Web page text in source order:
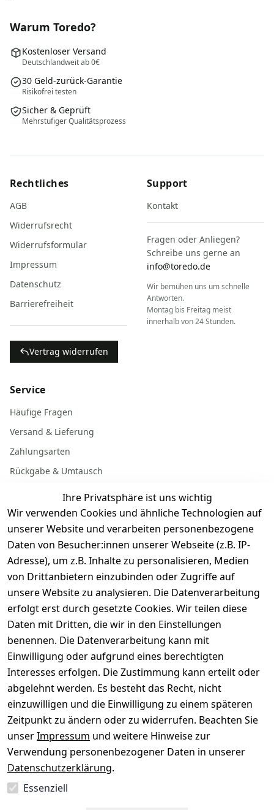
Ihre Privatsphäre ist uns wichtig
Wir verwenden Cookies und ähnliche Technologien auf
unserer Website und verarbeiten personenbezogene
Daten von Besucher:innen unserer Webseite (z.B. IP-
Adresse), um z.B. Inhalte zu personalisieren, Medien
von Drittanbietern einzubinden oder Zugriffe auf
unsere Website zu analysieren. Die Datenverarbeitung
erfolgt erst durch gesetzte Cookies. Wir teilen diese
Daten mit Dritten, die wir in den Einstellungen
benennen. Die Datenverarbeitung kann mit
Einwilligung oder aufgrund eines berechtigten
Interesses erfolgen. Die Zustimmung kann erteilt oder
abgelehnt werden. Es besteht das Recht, nicht
einzuwilligen und die Einwilligung zu einem späteren
Zeitpunkt zu ändern oder zu widerrufen. Beachten Sie
unserImpressum und weitere Hinweise zur
Verwendung personenbezogener Daten in unserer
Datenschutzerklärung.
Essenziell
Warum Toredo?
Kostenloser Versand
Deutschlandweit ab 0€
30 Geld-zurück-Garantie
Risikofrei testen
Sicher & Geprüft
Mehrstufiger Qualitätsprozess
Rechtliches
AGB
Widerrufsrecht
Widerrufsformular
Impressum
Datenschutz
Barrierefreiheit
Vertrag widerrufen
Support
Kontakt
Fragen oder Anliegen?
Schreibe uns gerne an
info@toredo.de
Wir bemühen uns um schnelle
Antworten.
Montag bis Freitag meist
innerhalb von 24 Stunden.
Service
Häufige Fragen
Versand & Lieferung
Zahlungsarten
Rückgabe & Umtausch
Batterieentsorgung
Gerät verkaufen
Dein altes Gerät ist bares Geld wert. Festpreis in
wenigen Minuten, kostenfrei einsenden, Auszahlung
aufs Konto.
Gerät verkaufen
Sichere Zahlungsarten
SEPA Bank
Sicherheit